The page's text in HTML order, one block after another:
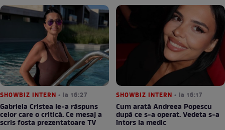
SHOWBIZ INTERN • la 16:27
Gabriela Cristea le-a răspuns
celor care o critică. Ce mesaj a
scris fosta prezentatoare TV
SHOWBIZ INTERN • la 16:17
Cum arată Andreea Popescu
după ce s-a operat. Vedeta s-a
întors la medic